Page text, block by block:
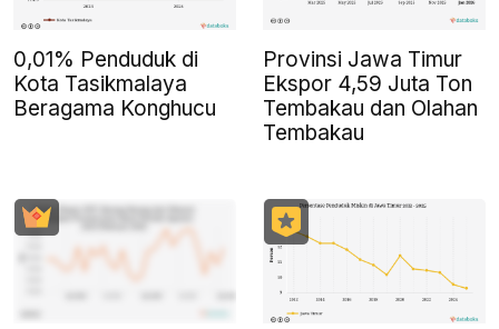
0,01% Penduduk di
Kota Tasikmalaya
Beragama Konghucu
Provinsi Jawa Timur
Ekspor 4,59 Juta Ton
Tembakau dan Olahan
Tembakau